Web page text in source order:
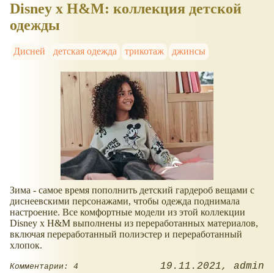
Disney x H&M: коллекция детской
одежды
Дисней детская одежда трикотаж джинсы
Зима - самое время пополнить детский гардероб вещами с
диснеевскими персонажами, чтобы одежда поднимала
настроение. Все комфортные модели из этой коллекции
Disney x H&M выполнены из переработанных материалов,
включая переработанный полиэстер и переработанный
хлопок.
Комментарии: 4 19.11.2021 admin